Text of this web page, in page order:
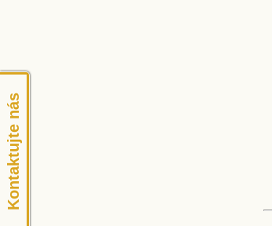
Kontaktujte nás